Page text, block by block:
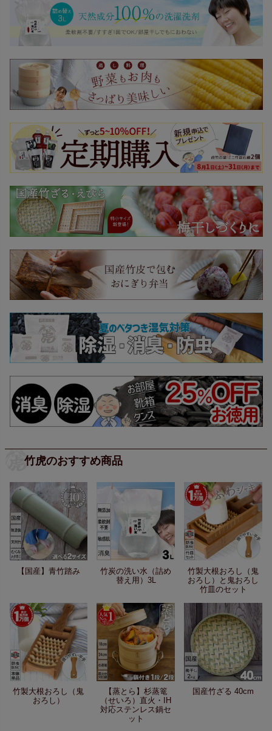
竹虎のおすすめ商品
【国産】青竹踏み
竹炭の洗い水（詰め
替え用）3L
竹製大根おろし（鬼
おろし）と鬼おろし
竹皿のセット
竹製大根おろし（鬼
おろし）
【蒸とら】杉蒸篭
（せいろ）直火・IH
対応ステンレス鍋セ
ット
国産竹ざる 40cm